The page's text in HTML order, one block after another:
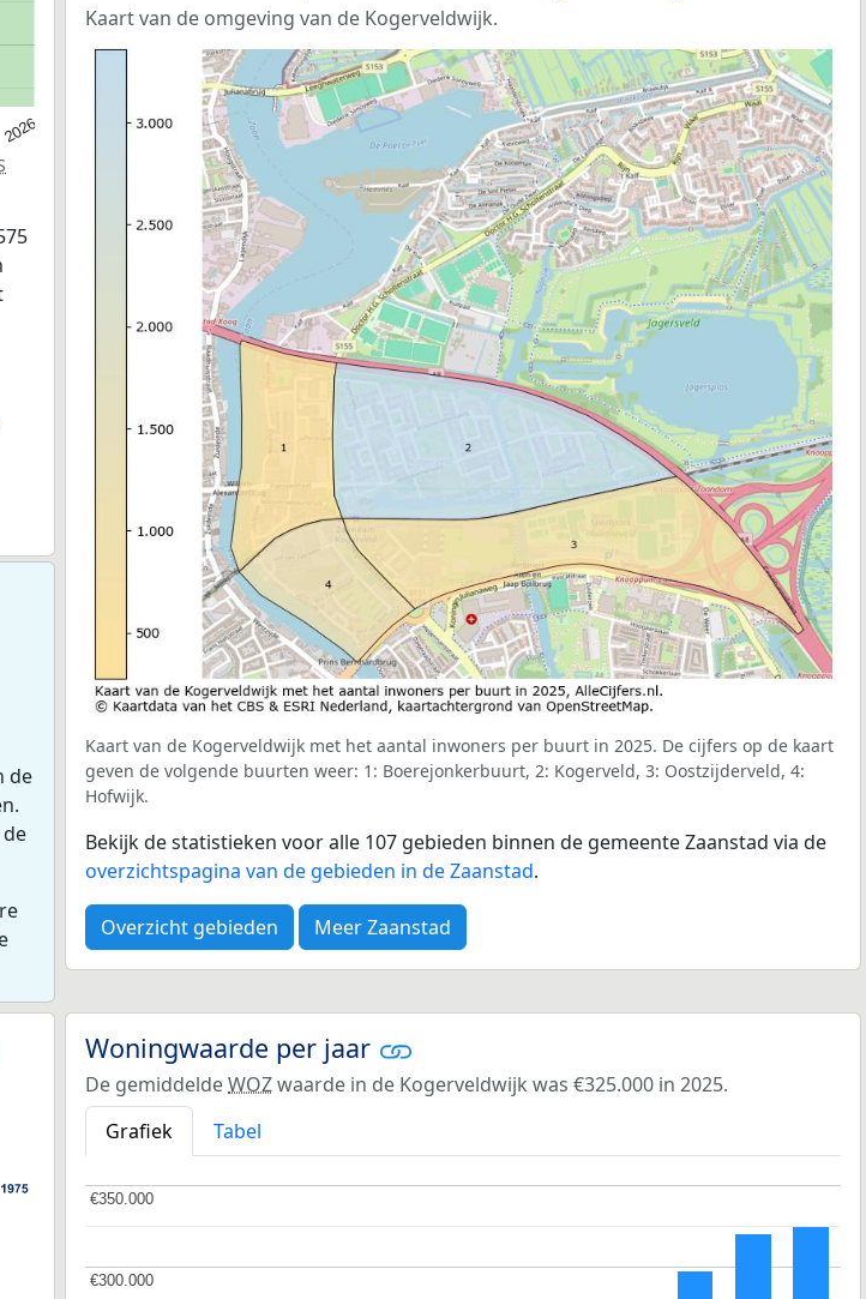
2026
de
Kaart van de omgeving van de Kogerveldwijk.
Kaart van de Kogerveldwijk met het aantal inwoners per buurt in 2025. De cijfers op de kaart
geven de volgende buurten weer: 1: Boerejonkerbuurt, 2: Kogerveld, 3: Oostzijderveld, 4:
Hofwijk.
Bekijk de statistieken voor alle 107 gebieden binnen de gemeente Zaanstad via de
overzichtspagina van de gebieden in de Zaanstad.
Overzicht gebieden Meer Zaanstad
Woningwaarde per jaar
De gemiddeldeWOZwaarde in de Kogerveldwijk was €325.000 in 2025.
Grafiek
Tabel
€300.000
€300.000
€350.000
€350.000